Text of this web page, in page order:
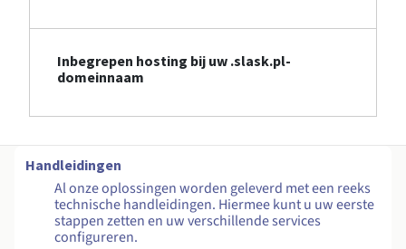
Inbegrepen hosting bij uw .slask.pl-
domeinnaam
Handleidingen
Al onze oplossingen worden geleverd met een reeks
technische handleidingen. Hiermee kunt u uw eerste
stappen zetten en uw verschillende services
configureren.